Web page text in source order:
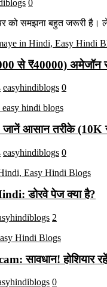
0
को समझना बहुत जरूरी
से ₹40000) अमेजॉन
easyhindiblogs 0
आसान तरीके (10K
easyhindiblogs 0
डोरवे पेज क्या है?
2
सावधान! होशियार
0